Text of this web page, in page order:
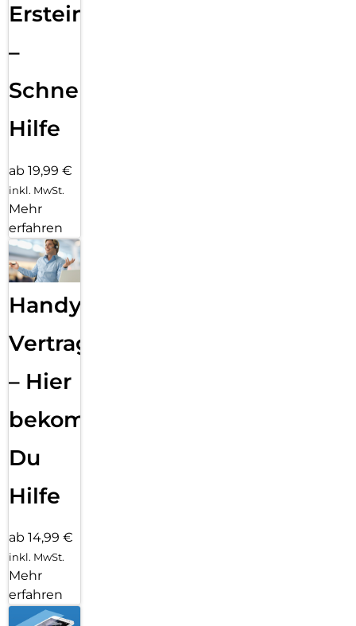
Ersteinrichtung
–
Schnelle
Hilfe
ab 19,99 €
inkl. MwSt.
Mehr
erfahren
Handy
Vertragsabwicklung
– Hier
bekommst
Du
Hilfe
ab 14,99 €
inkl. MwSt.
Mehr
erfahren